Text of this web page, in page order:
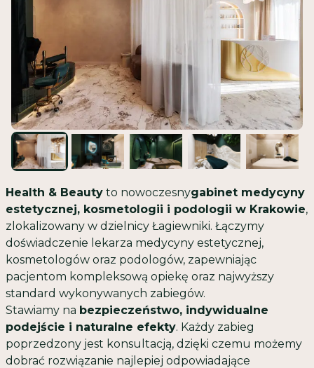
Health & Beauty to nowoczesnygabinet medycyny
estetycznej, kosmetologii i podologii w Krakowie,
zlokalizowany w dzielnicy Łagiewniki. Łączymy
doświadczenie lekarza medycyny estetycznej,
kosmetologów oraz podologów, zapewniając
pacjentom kompleksową opiekę oraz najwyższy
standard wykonywanych zabiegów.
Stawiamy na bezpieczeństwo, indywidualne
podejście i naturalne efekty. Każdy zabieg
poprzedzony jest konsultacją, dzięki czemu możemy
dobrać rozwiązanie najlepiej odpowiadające